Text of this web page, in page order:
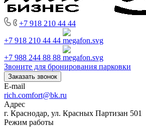
+7 918 210 44 44
+7 918 210 44 44
+7 988 244 88 88
Звоните для бронирования парковки
Заказать звонок
E-mail
rich.comfort@bk.ru
Адрес
г. Краснодар, ул. Красных Партизан 501
Режим работы